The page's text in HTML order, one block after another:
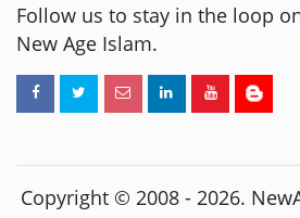
Follow us to stay in the loop
New Age Islam.
Copyright © 2008 - 2026.